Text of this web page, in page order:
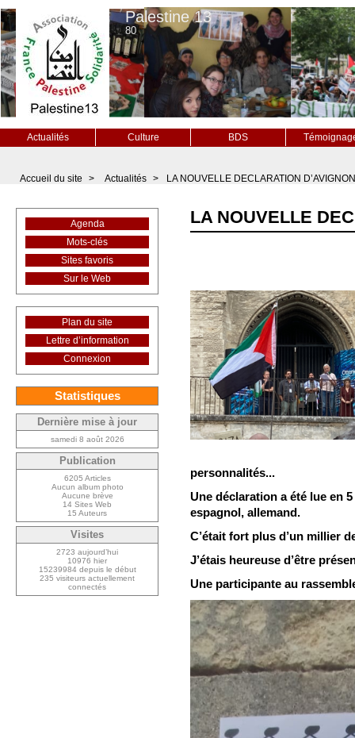
Palestine 13
80
Actualités Culture BDS
Accueil du site > Actualités > LA NOUVELLE DECLARATION D’AVIGNON
LA NOUVELLE
personnalités...
Une déclaration a été lue en
espagnol, allemand.
C’était fort plus d’un millier
J’étais heureuse d’être
Une participante au
Agenda
Mots-clés
Sites favoris
Sur le Web
Plan du site
Lettre d’information
Connexion
Statistiques
Dernière mise à jour
samedi 8 août 2026
Publication
6205 Articles
Aucun album photo
Aucune brève
14 Sites Web
15 Auteurs
Visites
2723 aujourd’hui
10976 hier
15239984 depuis le début
235 visiteurs actuellement
connectés